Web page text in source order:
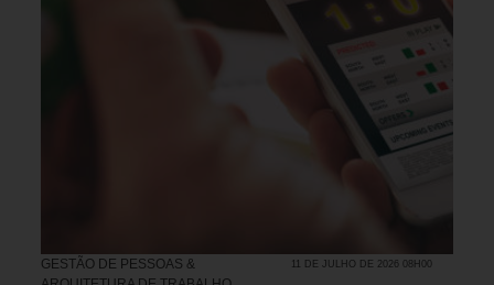
GESTÃO DE PESSOAS &
11 DE JULHO DE 2026 08H00